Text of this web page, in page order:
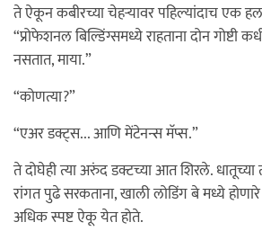
ते ऐकून कबीरच्या चेहऱ्यावर पहिल्यांदाच एक
“प्रोफेशनल बिल्डिंग्समध्ये राहताना दोन गोष्टी
नसतात, माया.”
“कोणत्या?”
“एअर डक्ट्स... आणि मेंटेनन्स मॅप्स.”
ते दोघेही त्या अरुंद डक्टच्या आत शिरले.
रांगत पुढे सरकताना, खाली लोडिंग बे मध्ये
अधिक स्पष्ट ऐकू येत होते.